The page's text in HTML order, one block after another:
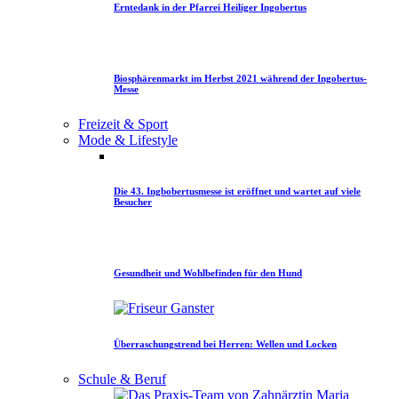
Erntedank in der Pfarrei Heiliger Ingobertus
Biosphärenmarkt im Herbst 2021 während der Ingobertus-
Messe
Freizeit & Sport
Mode & Lifestyle
Die 43. Ingbobertusmesse ist eröffnet und wartet auf viele
Besucher
Gesundheit und Wohlbefinden für den Hund
Überraschungstrend bei Herren: Wellen und Locken
Schule & Beruf